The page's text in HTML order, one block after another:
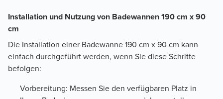
Installation und Nutzung von Badewannen 190 cm x 90
cm
Die Installation einer Badewanne 190 cm x 90 cm kann
einfach durchgeführt werden, wenn Sie diese Schritte
befolgen:
Vorbereitung: Messen Sie den verfügbaren Platz in